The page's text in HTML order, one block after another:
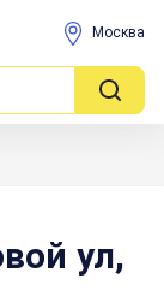
Москва
ул,